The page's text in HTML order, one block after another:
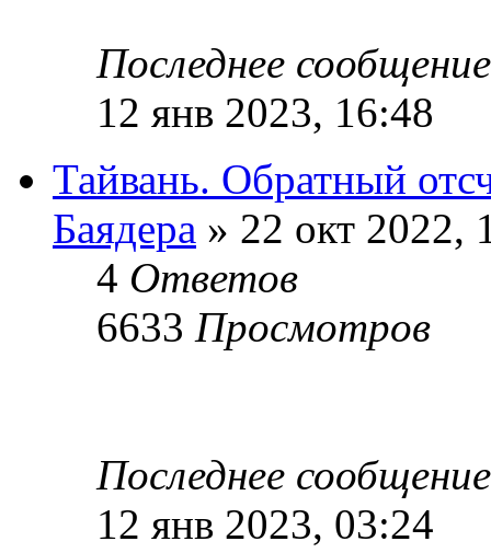
Последнее
12 янв 2023, 16:48
Тайвань. Обратный
Баядера » 22 окт 2022,
4 Ответов
6633 Просмотров
Последнее
12 янв 2023, 03:24